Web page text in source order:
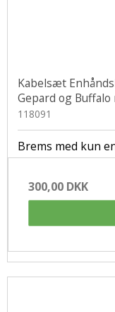
Kabelsæt
Gepard og
118091
Brems med kun
300,00 DKK